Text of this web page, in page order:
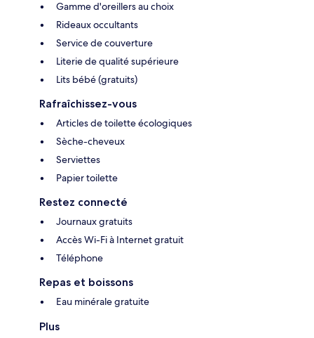
Gamme d'oreillers au choix
Rideaux occultants
Service de couverture
Literie de qualité supérieure
Lits bébé (gratuits)
Rafraîchissez-vous
Articles de toilette écologiques
Sèche-cheveux
Serviettes
Papier toilette
Restez connecté
Journaux gratuits
Accès Wi-Fi à Internet gratuit
Téléphone
Repas et boissons
Eau minérale gratuite
Plus